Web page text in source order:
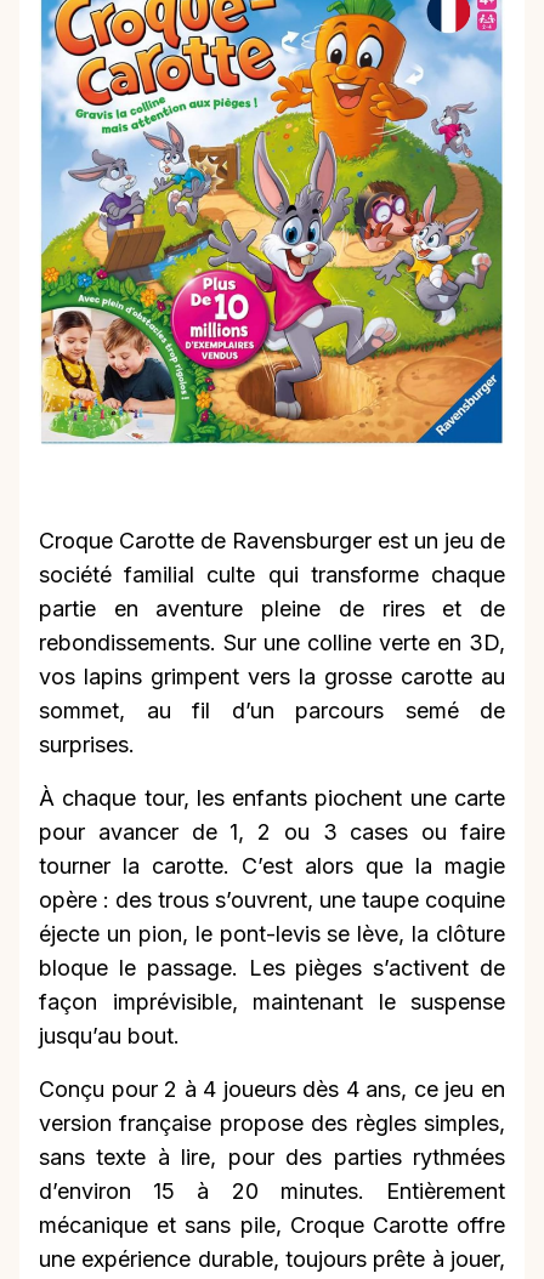
Croque Carotte de Ravensburger est un jeu de
société familial culte qui transforme chaque
partie en aventure pleine de rires et de
rebondissements. Sur une colline verte en 3D,
vos lapins grimpent vers la grosse carotte au
sommet, au fil d’un parcours semé de
surprises.
À chaque tour, les enfants piochent une carte
pour avancer de 1, 2 ou 3 cases ou faire
tourner la carotte. C’est alors que la magie
opère : des trous s’ouvrent, une taupe coquine
éjecte un pion, le pont-levis se lève, la clôture
bloque le passage. Les pièges s’activent de
façon imprévisible, maintenant le suspense
jusqu’au bout.
Conçu pour 2 à 4 joueurs dès 4 ans, ce jeu en
version française propose des règles simples,
sans texte à lire, pour des parties rythmées
d’environ 15 à 20 minutes. Entièrement
mécanique et sans pile, Croque Carotte offre
une expérience durable, toujours prête à jouer,